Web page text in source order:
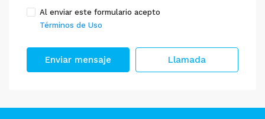
Al enviar este formulario acepto
Términos de Uso
Enviar mensaje Llamada